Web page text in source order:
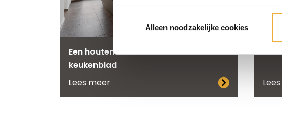
Alleen noodzakelijke cookies
Een houten keuken met marmerlook
keukenblad
Lees meer
Een